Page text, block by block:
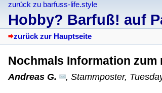
zurück zu barfuss-life.style
Hobby? Barfuß! auf
zurück zur Hauptseite
Nochmals Information zum
Andreas G. , Stammposter,